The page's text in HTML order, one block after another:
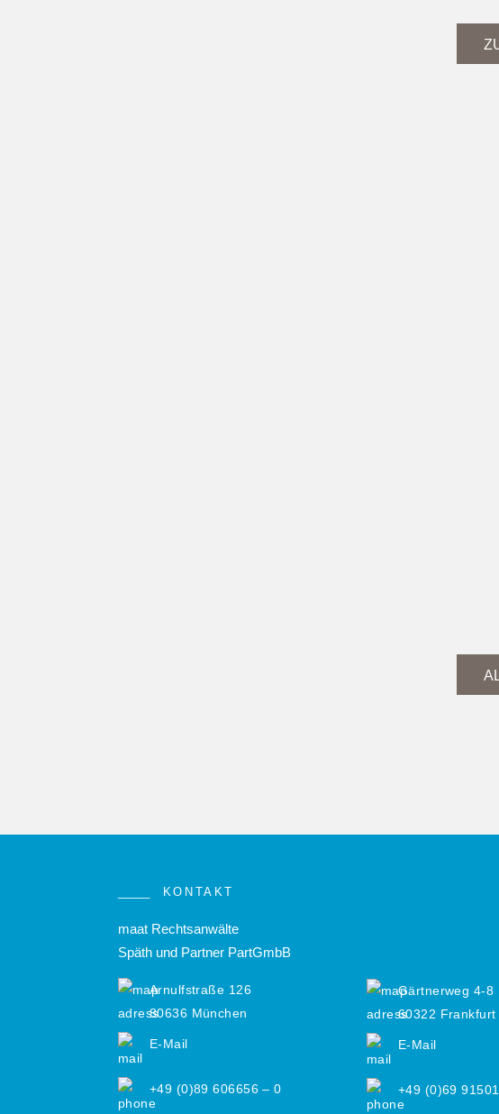
KONTAKT
maat Rechtsanwälte
Späth und Partner PartGmbB
Arnulfstraße 126
80636 München
E-Mail
+49 (0)89 606656 – 0
Gärtnerweg 4-8
60322 Frankfurt
E-Mail
+49 (0)69